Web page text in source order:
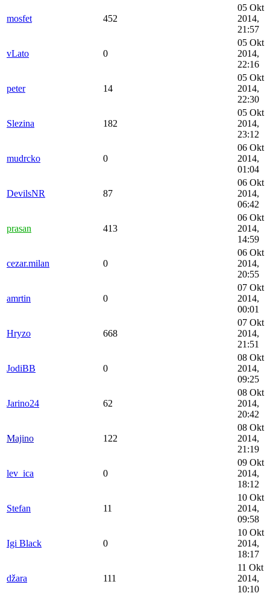
mosfet 452
05 Okt
2014,
21:57
vLato 0
05 Okt
2014,
22:16
peter 14
05 Okt
2014,
22:30
Slezina 182
05 Okt
2014,
23:12
mudrcko 0
06 Okt
2014,
01:04
DevilsNR 87
06 Okt
2014,
06:42
prasan 413
06 Okt
2014,
14:59
cezar.milan 0
06 Okt
2014,
20:55
amrtin 0
07 Okt
2014,
00:01
Hryzo 668
07 Okt
2014,
21:51
JodiBB 0
08 Okt
2014,
09:25
Jarino24 62
08 Okt
2014,
20:42
Majino 122
08 Okt
2014,
21:19
lev_ica 0
09 Okt
2014,
18:12
Stefan 11
10 Okt
2014,
09:58
Igi Black 0
10 Okt
2014,
18:17
džara 111
11 Okt
2014,
10:10